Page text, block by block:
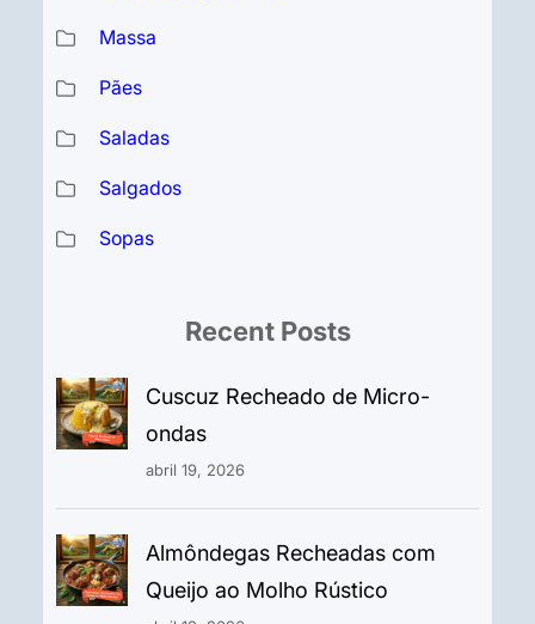
Massa
Pães
Saladas
Salgados
Sopas
Recent Posts
Cuscuz Recheado de Micro-
ondas
abril 19, 2026
Almôndegas Recheadas com
Queijo ao Molho Rústico